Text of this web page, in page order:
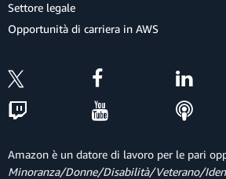
Settore legale
Opportunità di carriera in AWS
Amazon è un datore di lavoro per le pari
Minoranza/Donne/Disabilità/Veterano/